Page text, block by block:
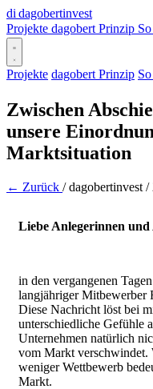
di dagobertinvest
Projekte dagobert Prinzip
Projekte dagobert Prinzip
Zwischen
unsere
Marktsituation
← Zurück / dagobertinvest /
Liebe Anlegerinnen und
in den vergangenen
langjähriger
Diese Nachricht löst bei
unterschiedliche Gefühle
Unternehmen natürlich
vom Markt verschwindet.
weniger Wettbewerb
Markt.